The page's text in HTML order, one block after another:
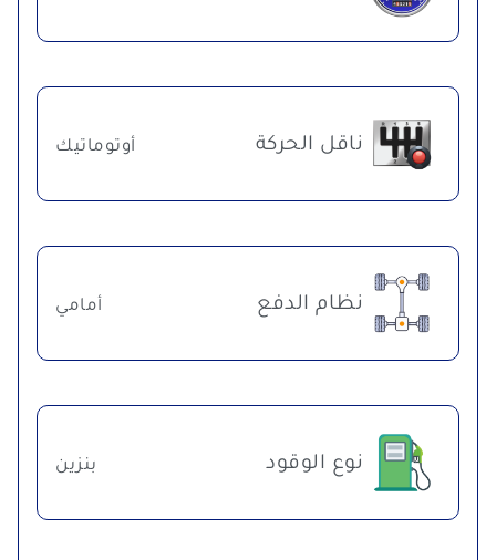
ناقل الحركة أوتوماتيك
نظام الدفع أمامي
نوع الوقود بنزين